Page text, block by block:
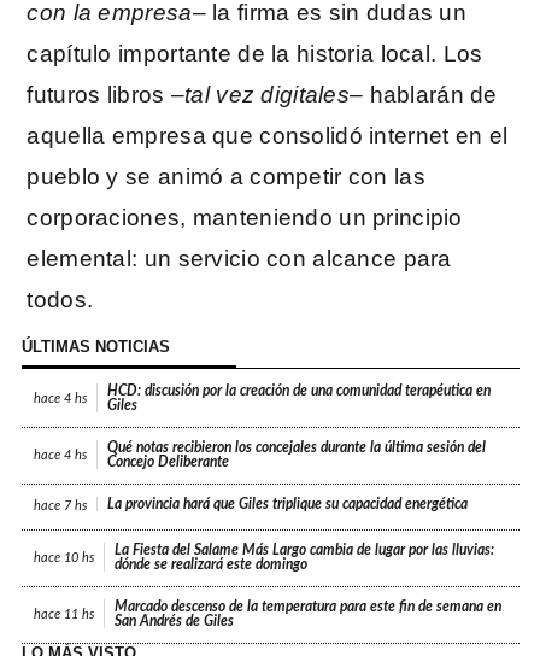
con la empresa– la firma es sin dudas un
capítulo importante de la historia local. Los
futuros libros –tal vez digitales– hablarán de
aquella empresa que consolidó internet en el
pueblo y se animó a competir con las
corporaciones, manteniendo un principio
elemental: un servicio con alcance para
todos.
ÚLTIMAS NOTICIAS
hace 4 hs
HCD: discusión por la creación de una comunidad terapéutica en
Giles
hace 4 hs
Qué notas recibieron los concejales durante la última sesión del
Concejo Deliberante
hace 7 hs La provincia hará que Giles triplique su capacidad energética
hace 10 hs
La Fiesta del Salame Más Largo cambia de lugar por las lluvias:
dónde se realizará este domingo
hace 11 hs
Marcado descenso de la temperatura para este fin de semana en
San Andrés de Giles